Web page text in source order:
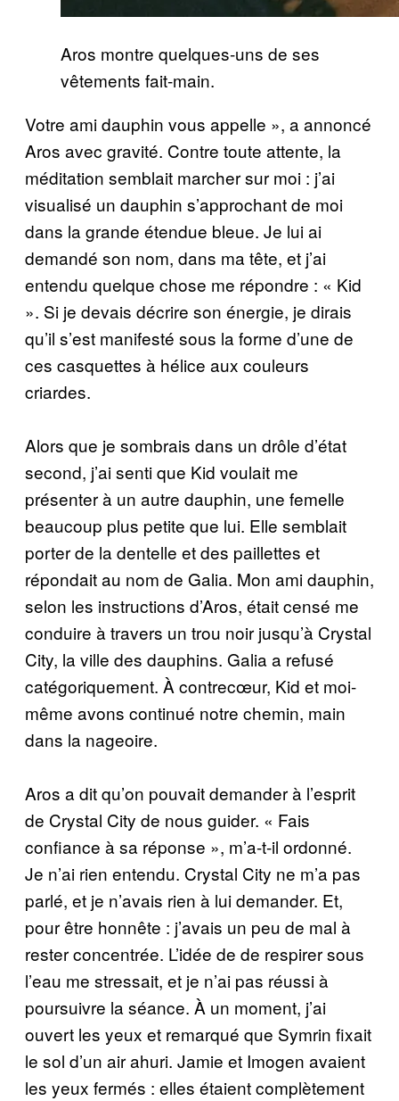
Aros montre quelques-uns de ses
vêtements fait-main.
Votre ami dauphin vous appelle », a annoncé
Aros avec gravité. Contre toute attente, la
méditation semblait marcher sur moi : j’ai
visualisé un dauphin s’approchant de moi
dans la grande étendue bleue. Je lui ai
demandé son nom, dans ma tête, et j’ai
entendu quelque chose me répondre : « Kid
». Si je devais décrire son énergie, je dirais
qu’il s’est manifesté sous la forme d’une de
ces casquettes à hélice aux couleurs
criardes.
Alors que je sombrais dans un drôle d’état
second, j’ai senti que Kid voulait me
présenter à un autre dauphin, une femelle
beaucoup plus petite que lui. Elle semblait
porter de la dentelle et des paillettes et
répondait au nom de Galia. Mon ami dauphin,
selon les instructions d’Aros, était censé me
conduire à travers un trou noir jusqu’à Crystal
City, la ville des dauphins. Galia a refusé
catégoriquement. À contrecœur, Kid et moi-
même avons continué notre chemin, main
dans la nageoire.
Aros a dit qu’on pouvait demander à l’esprit
de Crystal City de nous guider. « Fais
confiance à sa réponse », m’a-t-il ordonné.
Je n’ai rien entendu. Crystal City ne m’a pas
parlé, et je n’avais rien à lui demander. Et,
pour être honnête : j’avais un peu de mal à
rester concentrée. L’idée de de respirer sous
l’eau me stressait, et je n’ai pas réussi à
poursuivre la séance. À un moment, j’ai
ouvert les yeux et remarqué que Symrin fixait
le sol d’un air ahuri. Jamie et Imogen avaient
les yeux fermés : elles étaient complètement